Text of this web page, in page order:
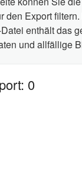
den Export
enthält das
und allfällige
0